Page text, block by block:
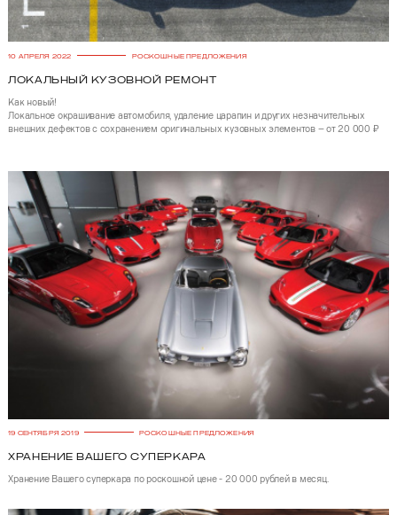
10 АПРЕЛЯ 2022 РОСКОШНЫЕ ПРЕДЛОЖЕНИЯ
Локальный кузовной ремонт
Как новый!
Локальное окрашивание автомобиля, удаление царапин и других незначительных
внешних дефектов с сохранением оригинальных кузовных элементов – от 20 000 ₽
19 СЕНТЯБРЯ 2019 РОСКОШНЫЕ ПРЕДЛОЖЕНИЯ
Хранение Вашего суперкара
Хранение Вашего суперкара по роскошной цене - 20 000 рублей в месяц.